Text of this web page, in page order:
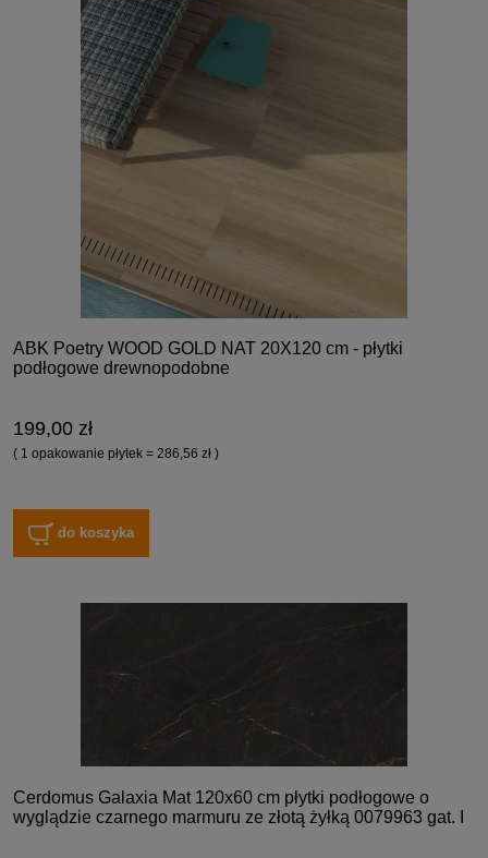
ABK Poetry WOOD GOLD NAT 20X120 cm - płytki
podłogowe drewnopodobne
199,00 zł
( 1 opakowanie płytek = 286,56 zł )
do koszyka
Cerdomus Galaxia Mat 120x60 cm płytki podłogowe o
wyglądzie czarnego marmuru ze złotą żyłką 0079963 gat. I